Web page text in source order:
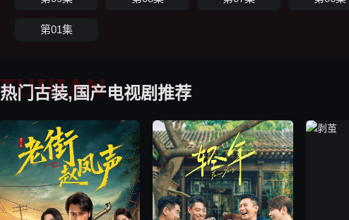
第01集
热门古装,国产电视剧推荐
TUIJIAN